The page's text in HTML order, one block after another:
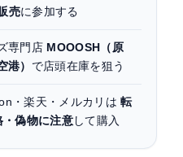
ョイを買うチャネルの
売に参加する
専門店 MOOOSH（原
港） で店頭在庫を狙う
・楽天・メルカリは転
・偽物に注意して購入